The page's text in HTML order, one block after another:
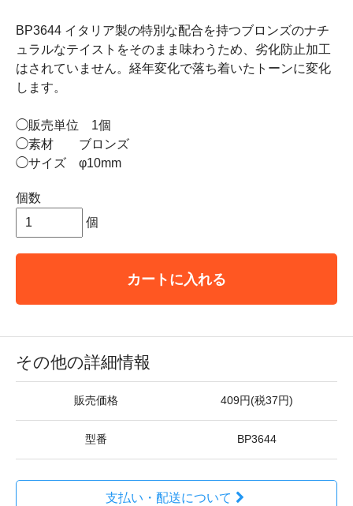
BP3644 イタリア製の特別な配合を持つブロンズのナチ
ュラルなテイストをそのまま味わうため、劣化防止加工
はされていません。経年変化で落ち着いたトーンに変化
します。
◯販売単位 1個
◯素材 ブロンズ
◯サイズ φ10mm
個数
個
カートに入れる
その他の詳細情報
販売価格 409円(税37円)
型番 BP3644
支払い・配送について